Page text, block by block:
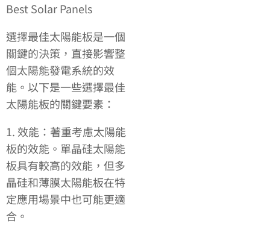
Best Solar Panels
選擇最佳太陽能板是一個
關鍵的決策，直接影響整
個太陽能發電系統的效
能。以下是一些選擇最佳
太陽能板的關鍵要素：
1. 效能：著重考慮太陽能
板的效能。單晶硅太陽能
板具有較高的效能，但多
晶硅和薄膜太陽能板在特
定應用場景中也可能更適
合。